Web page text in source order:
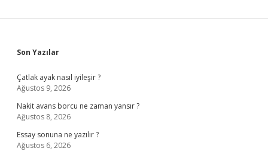
Sidebar
Son Yazılar
Çatlak ayak nasıl iyileşir ?
Ağustos 9, 2026
Nakit avans borcu ne zaman yansır ?
Ağustos 8, 2026
Essay sonuna ne yazılır ?
Ağustos 6, 2026